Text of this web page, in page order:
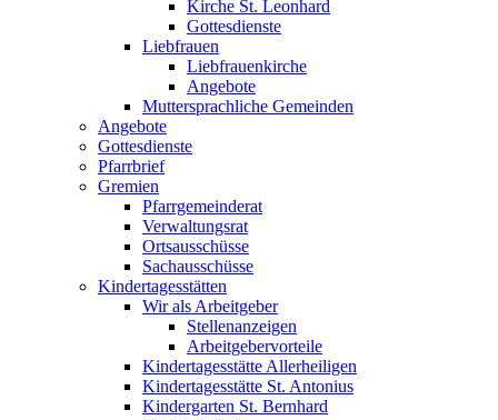
Kirche St. Leonhard
Gottesdienste
Liebfrauen
Liebfrauenkirche
Angebote
Muttersprachliche Gemeinden
Angebote
Gottesdienste
Pfarrbrief
Gremien
Pfarrgemeinderat
Verwaltungsrat
Ortsausschüsse
Sachausschüsse
Kindertagesstätten
Wir als Arbeitgeber
Stellenanzeigen
Arbeitgebervorteile
Kindertagesstätte Allerheiligen
Kindertagesstätte St. Antonius
Kindergarten St. Bernhard